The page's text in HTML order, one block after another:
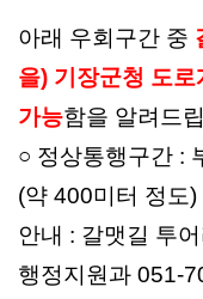
아래 우회구간 중
을) 기장군청 도
가능함을 알려드
○ 정상통행구간 :
(약 400미터 정도)
안내 : 갈맷길 투
행정지원과 051-